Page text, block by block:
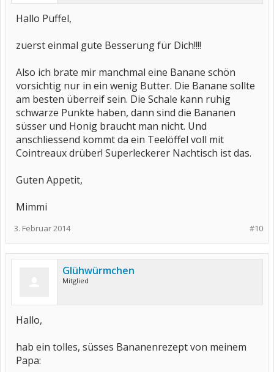
Hallo Puffel,
zuerst einmal gute Besserung für Dich!!!!
Also ich brate mir manchmal eine Banane schön
vorsichtig nur in ein wenig Butter. Die Banane sollte
am besten überreif sein. Die Schale kann ruhig
schwarze Punkte haben, dann sind die Bananen
süsser und Honig braucht man nicht. Und
anschliessend kommt da ein Teelöffel voll mit
Cointreaux drüber! Superleckerer Nachtisch ist das.
Guten Appetit,
Mimmi
#10
3. Februar 2014
Glühwürmchen
Mitglied
Hallo,
hab ein tolles, süsses Bananenrezept von meinem
Papa: